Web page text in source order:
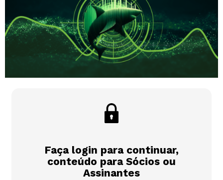
Faça login para continuar,
conteúdo para Sócios ou
Assinantes